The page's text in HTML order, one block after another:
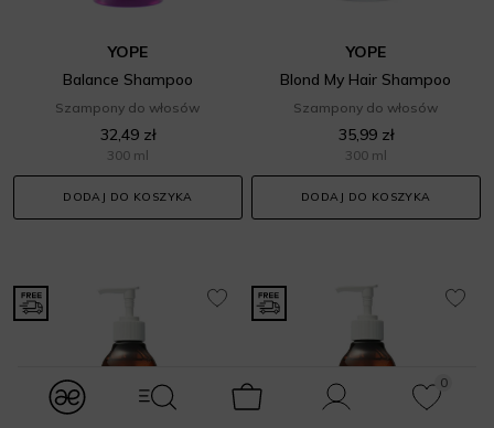
modules.Navbar.menuLabels.logo
modules.Navbar.menuLabels.menuWithSearch
Koszyk Konto
0
Ulubione
YOPE
Balance Shampoo
Szampony do włosów
32,49 zł
300 ml
DODAJ DO KOSZYKA
YOPE
Blond My Hair Shampoo
Szampony do włosów
35,99 zł
300 ml
DODAJ DO KOSZYKA